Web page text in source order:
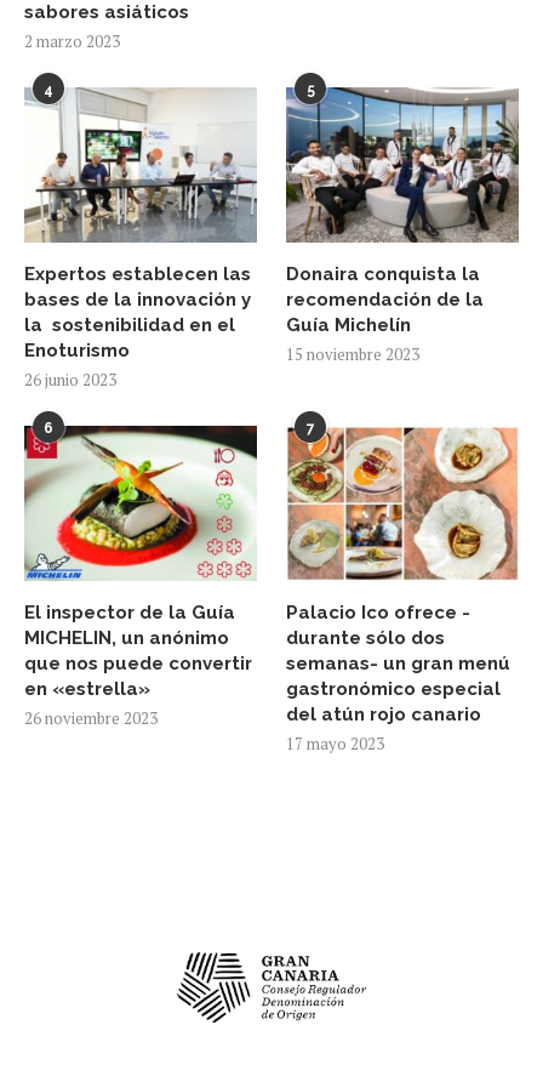
sabores asiáticos
2 marzo 2023
4
Expertos establecen las
bases de la innovación y
la sostenibilidad en el
Enoturismo
26 junio 2023
5
Donaira conquista la
recomendación de la
Guía Michelín
15 noviembre 2023
6
El inspector de la Guía
MICHELIN, un anónimo
que nos puede convertir
en «estrella»
26 noviembre 2023
7
Palacio Ico ofrece -
durante sólo dos
semanas- un gran menú
gastronómico especial
del atún rojo canario
17 mayo 2023